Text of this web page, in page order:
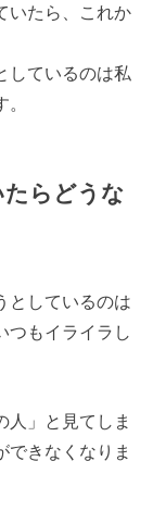
いたら、これか
しているのは私
らどうな
としているのは
つもイライラし
人」と見てしま
できなくなりま